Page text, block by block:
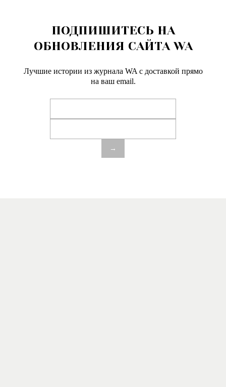
ПОДПИШИТЕСЬ НА
ОБНОВЛЕНИЯ САЙТА WA
Лучшие истории из журнала WA c доставкой прямо
на ваш email.
→